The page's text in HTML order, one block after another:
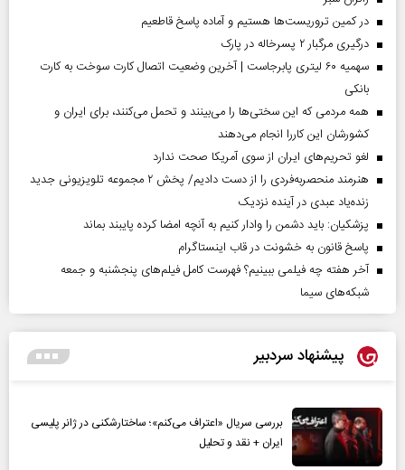
در کمین تروریست‌ها هستیم و آماده پاسخ قاطعیم
درگیری مرگبار ۲ پسرخاله در پارک
سهمیه ۶۰ لیتری پابرجاست | آخرین وضعیت اتصال کارت سوخت به کارت
بانکی
همه مردمی که این سختی‌ها را می‌بینند و تحمل می‌کنند، برای ایران و
کشورشان این کاررا انجام می‌دهند
لغو تحریم‌های ایران از سوی آمریکا صحت ندارد
هنرمند منحصر‌به‌فردی را از دست دادیم/ پخش ۲ مجموعه تلویزیونی جدید
زنده‌یاد عبدی در آینده نزدیک
پزشکیان: باید دشمن را وادار کنیم به آنچه امضا کرده پایبند بماند
پاسخ قانون به خشونت در قاب اینستاگرام
آخر هفته چه فیلمی ببینیم؟ فهرست کامل فیلم‌های پنجشنبه و جمعه
شبکه‌های سیما
پیشنهاد سردبیر
بررسی سریال «اعتراف می‌کنم»؛ ساختارشکنی در ژانر پلیسی
ایران + نقد و تحلیل